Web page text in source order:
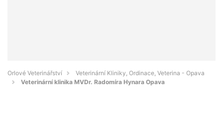
Orlové Veterinářství
Veterinární Kliniky, Ordinace, Veterina - Opava
Veterinární klinika MVDr. Radomíra Hynara Opava